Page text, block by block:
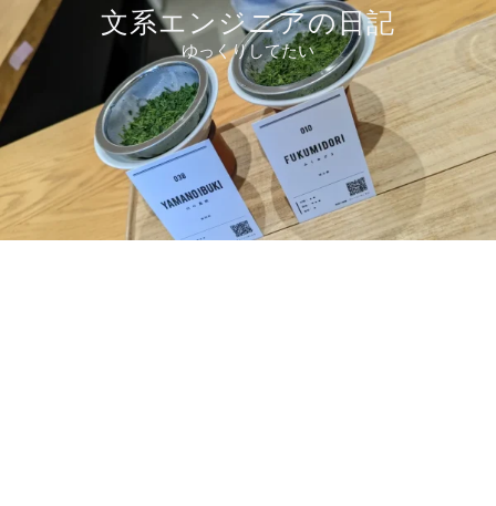
テ
ツ
へ
ス
ッ
プ
文系エンジニアの日記
ゆっくりしてたい